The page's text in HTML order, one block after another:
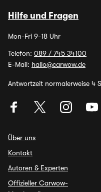
Hilfe und Fragen
Mon-Fri 9-18 Uhr
Telefon: 089 / 745 34100
E-Mail: hallo@carwow.de
Antwortzeit normalerweise 4
Über uns
Kontakt
Autoren & Experten
Offizieller Carwow-